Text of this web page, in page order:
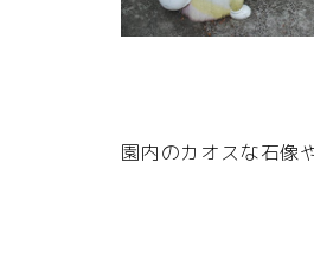
園内のカオスな石像